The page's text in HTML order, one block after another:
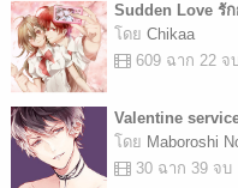
Sudden Love รั
โดย Chikaa
609 ฉาก 22 จ
Valentine
โดย Maboroshi
30 ฉาก 39 จบ